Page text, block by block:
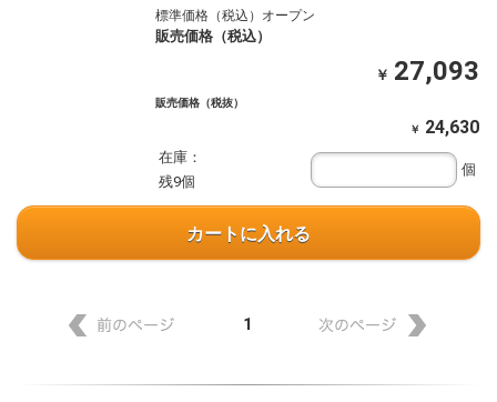
標準価格（税込）オープン
販売価格（税込）
￥ 27,093
販売価格（税抜）
￥ 24,630
在庫：
残9個
個
カートに入れる
1